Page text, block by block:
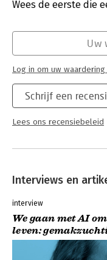
Verschijningsdatum:
Wees de eerste die
Schrijf een
Lees ons recensiebeleid
Uw
Log in om uw
Interviews en
interview
We gaan met AI
leven: